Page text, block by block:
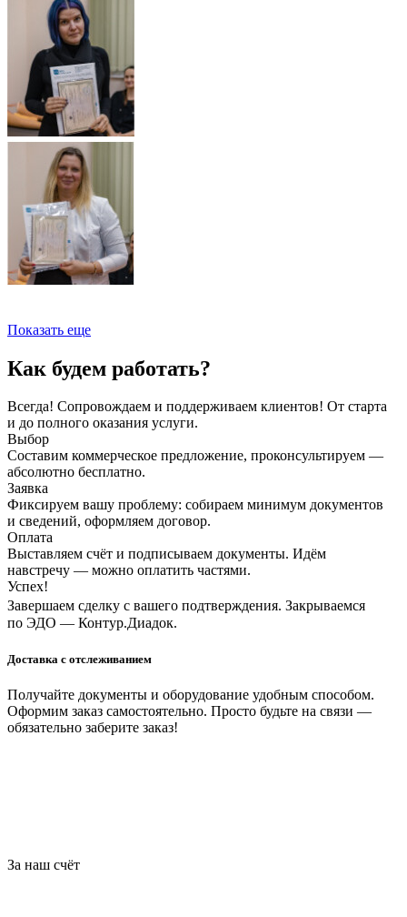
Показать еще
Как будем работать?
Всегда! Сопровождаем и поддерживаем клиентов! От старта
и до полного оказания услуги.
Выбор
Составим коммерческое предложение, проконсультируем —
абсолютно бесплатно.
Заявка
Фиксируем вашу проблему: собираем минимум документов
и сведений, оформляем договор.
Оплата
Выставляем счёт и подписываем документы. Идём
навстречу — можно оплатить частями.
Успех!
Завершаем сделку с вашего подтверждения. Закрываемся
по ЭДО — Контур.Диадок.
Доставка с отслеживанием
Получайте документы и оборудование удобным способом.
Оформим заказ самостоятельно. Просто будьте на связи —
обязательно заберите заказ!
За наш счёт